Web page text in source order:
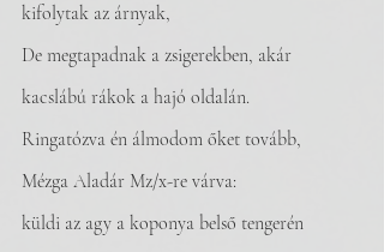
kifolytak az árnyak,
De megtapadnak a zsigerekben, akár
kacslábú rákok a hajó oldalán.
Ringatózva én álmodom őket tovább,
Mézga Aladár Mz/x-re várva:
küldi az agy a koponya belső tengerén